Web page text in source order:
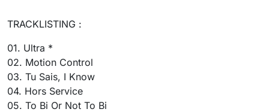
TRACKLISTING :
01. Ultra *
02. Motion Control
03. Tu Sais, I Know
04. Hors Service
05. To Bi Or Not To Bi